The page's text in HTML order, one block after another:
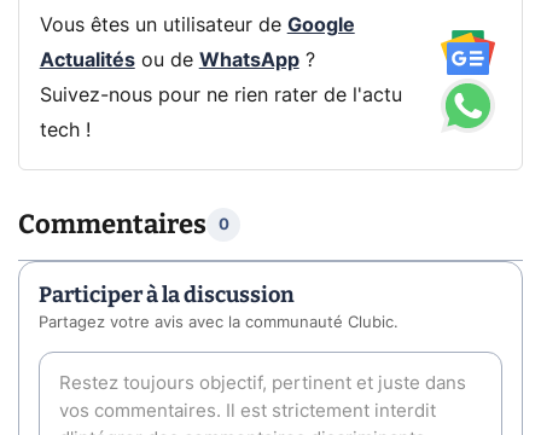
Vous êtes un utilisateur de Google
Actualitésou de WhatsApp?
Suivez-nous pour ne rien rater de l'actu
tech !
Commentaires 0
Participer à la discussion
Partagez votre avis avec la communauté Clubic.